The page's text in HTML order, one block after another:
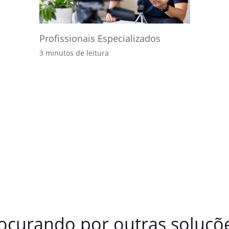
Profissionais Especializados
3 minutos de leitura
por outras